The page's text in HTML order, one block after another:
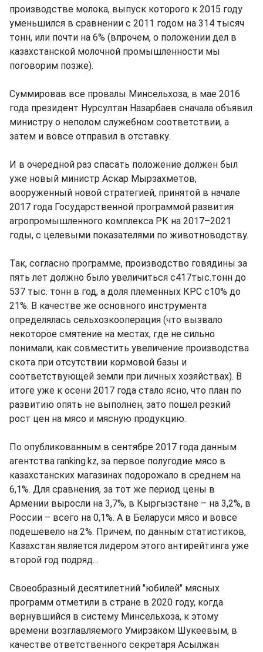
производстве молока, выпуск которого к 2015 году
уменьшился в сравнении с 2011 годом на 314 тысяч
тонн, или почти на 6% (впрочем, о положении дел в
казахстанской молочной промышленности мы
поговорим позже).
Суммировав все провалы Минсельхоза, в мае 2016
года президент Нурсултан Назарбаев сначала объявил
министру о неполом служебном соответствии, а
затем и вовсе отправил в отставку.
И в очередной раз спасать положение должен был
уже новый министр Аскар Мырзахметов,
вооруженный новой стратегией, принятой в начале
2017 года Государственной программой развития
агропромышленного комплекса РК на 2017–2021
годы, с целевыми показателями по животноводству.
Так, согласно программе, производство говядины за
пять лет должно было увеличиться с417тыс.тонн до
537 тыс. тонн в год, а доля племенных КРС с10% до
21%. В качестве же основного инструмента
определялась сельхозкооперация (что вызвало
некоторое смятение на местах, где не сильно
понимали, как совместить увеличение производства
скота при отсутствии кормовой базы и
соответствующей земли при личных хозяйствах). В
итоге уже к осени 2017 года стало ясно, что план по
развитию опять не выполнен, зато пошел резкий
рост цен на мясо и мясную продукцию.
По опубликованным в сентябре 2017 года данным
агентства ranking.kz, за первое полугодие мясо в
казахстанских магазинах подорожало в среднем на
6,1%. Для сравнения, за тот же период цены в
Армении выросли на 3,7%, в Кыргызстане – на 3,2%, в
России – всего на 0,1%. А в Беларуси мясо и вовсе
подешевело на 2%. Причем, по данным статистиков,
Казахстан является лидером этого антирейтинга уже
второй год подряд…
Своеобразный десятилетний "юбилей" мясных
программ отметили в стране в 2020 году, когда
вернувшийся в систему Минсельхоза, к этому
времени возглавляемого Умирзаком Шукеевым, в
качестве ответственного секретаря Асылжан